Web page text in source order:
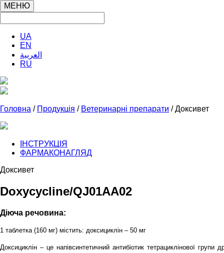
МЕНЮ
UA
EN
العربية
RU
Головна / Продукція / Ветеринарні препарати / Доксивет
ІНСТРУКЦІЯ
ФАРМАКОНАГЛЯД
Доксивет
Doxycycline/QJ01AA02
Діюча речовина:
1 таблетка (160 мг) містить: доксициклін – 50 мг
Доксициклін – це напівсинтетичний антибіотик тетрациклінової групи